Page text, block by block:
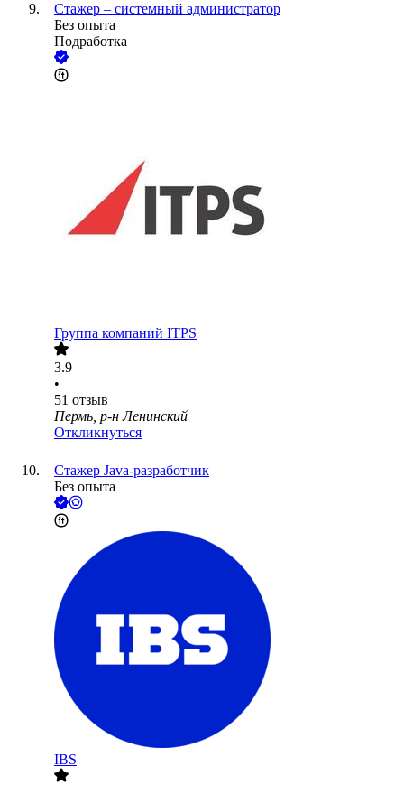
Стажер – системный администратор
Без опыта
Подработка
Группа компаний ITPS
3.9
•
51 отзыв
Пермь, р-н Ленинский
Откликнуться
Стажер Java-разработчик
Без опыта
IBS